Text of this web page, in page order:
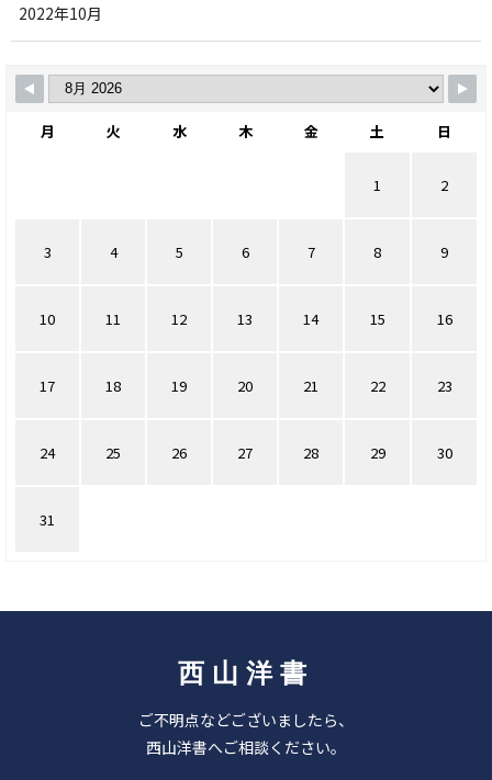
2022年10月
月 火 水 木 金 土 日
1 2
3 4 5 6 7 8 9
10 11 12 13 14 15 16
17 18 19 20 21 22 23
24 25 26 27 28 29 30
31
西山洋書
ご不明点などございましたら、
西山洋書へご相談ください。